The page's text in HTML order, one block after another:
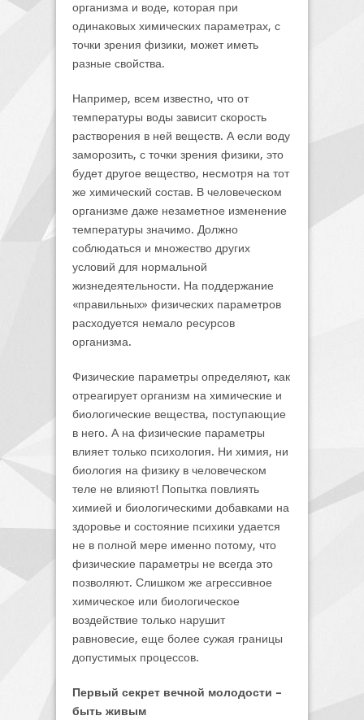
организма и воде, которая при
одинаковых химических параметрах, с
точки зрения физики, может иметь
разные свойства.
Например, всем известно, что от
температуры воды зависит скорость
растворения в ней веществ. А если воду
заморозить, с точки зрения физики, это
будет другое вещество, несмотря на тот
же химический состав. В человеческом
организме даже незаметное изменение
температуры значимо. Должно
соблюдаться и множество других
условий для нормальной
жизнедеятельности. На поддержание
«правильных» физических параметров
расходуется немало ресурсов
организма.
Физические параметры определяют, как
отреагирует организм на химические и
биологические вещества, поступающие
в него. А на физические параметры
влияет только психология. Ни химия, ни
биология на физику в человеческом
теле не влияют! Попытка повлиять
химией и биологическими добавками на
здоровье и состояние психики удается
не в полной мере именно потому, что
физические параметры не всегда это
позволяют. Слишком же агрессивное
химическое или биологическое
воздействие только нарушит
равновесие, еще более сужая границы
допустимых процессов.
Первый секрет вечной молодости –
быть живым